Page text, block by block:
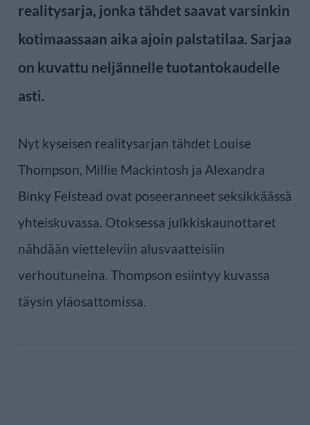
realitysarja, jonka tähdet saavat varsinkin
kotimaassaan aika ajoin palstatilaa. Sarjaa
on kuvattu neljännelle tuotantokaudelle
asti.
Nyt kyseisen realitysarjan tähdet Louise
Thompson, Millie Mackintosh ja Alexandra
Binky Felstead ovat poseeranneet seksikkäässä
yhteiskuvassa. Otoksessa julkkiskaunottaret
nähdään vietteleviin alusvaatteisiin
verhoutuneina. Thompson esiintyy kuvassa
täysin yläosattomissa.